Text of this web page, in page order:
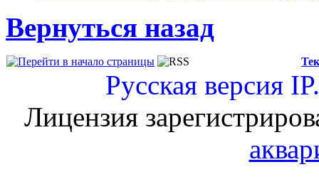
Вернуться назад
Русская версия
Лицензия